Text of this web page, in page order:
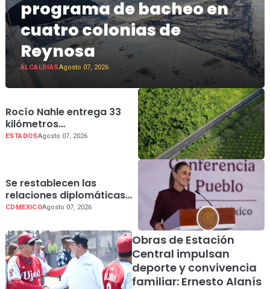
programa de bacheo en
cuatro colonias de
Reynosa
ALCALDIASAgosto 07, 2026
Rocío Nahle entrega 33
kilómetros
completamente
ESTADOSAgosto 07, 2026
Se restablecen las
relaciones diplomáticas
entre México y Perú:
Sheinbaum
CDMEXICOAgosto 07, 2026
Obras de Estación
Central impulsan
deporte y convivencia
familiar: Ernesto Alanís